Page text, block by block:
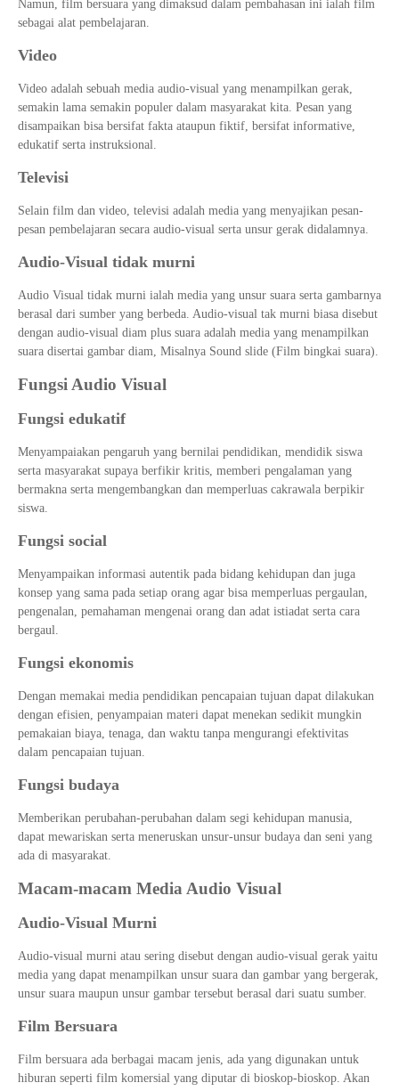
Namun, film bersuara yang dimaksud dalam pembahasan ini ialah film
sebagai alat pembelajaran.
Video
Video adalah sebuah media audio-visual yang menampilkan gerak,
semakin lama semakin populer dalam masyarakat kita. Pesan yang
disampaikan bisa bersifat fakta ataupun fiktif, bersifat informative,
edukatif serta instruksional.
Televisi
Selain film dan video, televisi adalah media yang menyajikan pesan-
pesan pembelajaran secara audio-visual serta unsur gerak didalamnya.
Audio-Visual tidak murni
Audio Visual tidak murni ialah media yang unsur suara serta gambarnya
berasal dari sumber yang berbeda. Audio-visual tak murni biasa disebut
dengan audio-visual diam plus suara adalah media yang menampilkan
suara disertai gambar diam, Misalnya Sound slide (Film bingkai suara).
Fungsi Audio Visual
Fungsi edukatif
Menyampaiakan pengaruh yang bernilai pendidikan, mendidik siswa
serta masyarakat supaya berfikir kritis, memberi pengalaman yang
bermakna serta mengembangkan dan memperluas cakrawala berpikir
siswa.
Fungsi social
Menyampaikan informasi autentik pada bidang kehidupan dan juga
konsep yang sama pada setiap orang agar bisa memperluas pergaulan,
pengenalan, pemahaman mengenai orang dan adat istiadat serta cara
bergaul.
Fungsi ekonomis
Dengan memakai media pendidikan pencapaian tujuan dapat dilakukan
dengan efisien, penyampaian materi dapat menekan sedikit mungkin
pemakaian biaya, tenaga, dan waktu tanpa mengurangi efektivitas
dalam pencapaian tujuan.
Fungsi budaya
Memberikan perubahan-perubahan dalam segi kehidupan manusia,
dapat mewariskan serta meneruskan unsur-unsur budaya dan seni yang
ada di masyarakat.
Macam-macam Media Audio Visual
Audio-Visual Murni
Audio-visual murni atau sering disebut dengan audio-visual gerak yaitu
media yang dapat menampilkan unsur suara dan gambar yang bergerak,
unsur suara maupun unsur gambar tersebut berasal dari suatu sumber.
Film Bersuara
Film bersuara ada berbagai macam jenis, ada yang digunakan untuk
hiburan seperti film komersial yang diputar di bioskop-bioskop. Akan